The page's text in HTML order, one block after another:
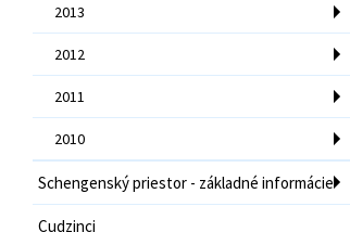
2013
2012
2011
2010
Schengenský priestor - základné informácie
Cudzinci